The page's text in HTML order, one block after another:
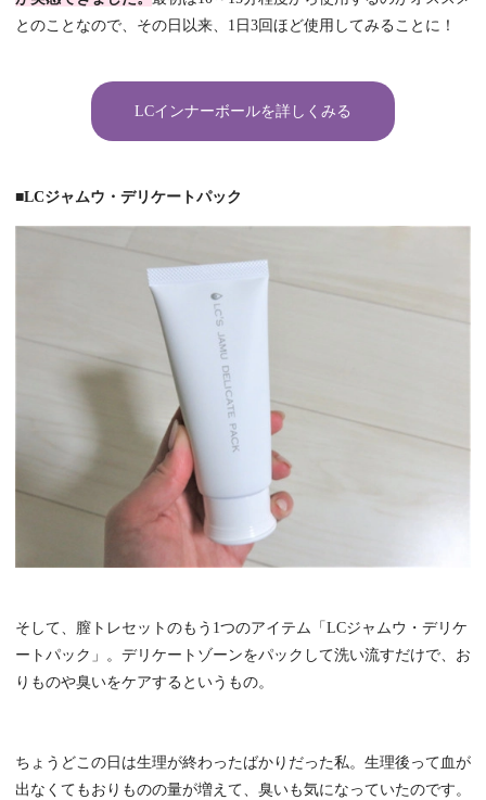
とのことなので、その日以来、1日3回ほど使用してみることに！
LCインナーボールを詳しくみる
■LCジャムウ・デリケートパック
そして、膣トレセットのもう1つのアイテム「LCジャムウ・デリケ
ートパック」。デリケートゾーンをパックして洗い流すだけで、お
りものや臭いをケアするというもの。
ちょうどこの日は生理が終わったばかりだった私。生理後って血が
出なくてもおりものの量が増えて、臭いも気になっていたのです。